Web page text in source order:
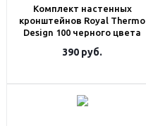
Комплект настенных
кронштейнов Royal Thermo
Design 100 черного цвета
390 руб.